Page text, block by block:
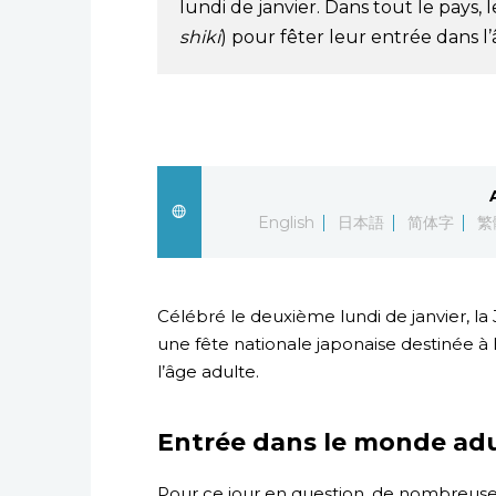
lundi de janvier. Dans tout le pays,
shiki) pour fêter leur entrée dans
English
日本語 简体字
Célébré le deuxième lundi de janvier,
une fête nationale japonaise destinée
l’âge adulte.
Entrée dans le monde